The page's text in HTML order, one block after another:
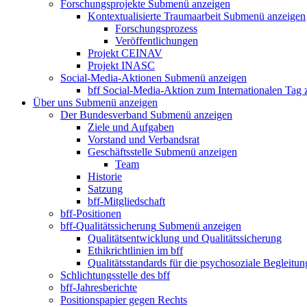
Forschungsprojekte Submenü anzeigen
Kontextualisierte Traumaarbeit Submenü anzeigen
Forschungsprozess
Veröffentlichungen
Projekt CEINAV
Projekt INASC
Social-Media-Aktionen Submenü anzeigen
bff Social-Media-Aktion zum Internationalen Tag
Über uns Submenü anzeigen
Der Bundesverband Submenü anzeigen
Ziele und Aufgaben
Vorstand und Verbandsrat
Geschäftsstelle Submenü anzeigen
Team
Historie
Satzung
bff-Mitgliedschaft
bff-Positionen
bff-Qualitätssicherung Submenü anzeigen
Qualitätsentwicklung und Qualitätssicherung
Ethikrichtlinien im bff
Qualitätsstandards für die psychosoziale
Schlichtungsstelle des bff
bff-Jahresberichte
Positionspapier gegen Rechts